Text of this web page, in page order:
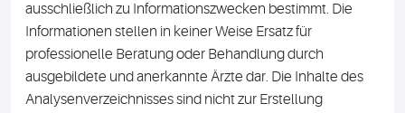
ausschließlich zu Informationszwecken bestimmt. Die
Informationen stellen in keiner Weise Ersatz für
professionelle Beratung oder Behandlung durch
ausgebildete und anerkannte Ärzte dar. Die Inhalte des
Analysenverzeichnisses sind nicht zur Erstellung